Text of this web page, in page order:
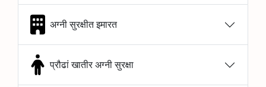
अग्नी सुरक्षीत इमारत
प्रौढां खातीर अग्नी सुरक्षा